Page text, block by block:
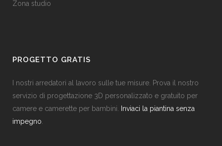
Zona studio
PROGETTO GRATIS
I nostri arredatori al lavoro sulle tue misure. Prova il nostro
servizio di progettazione 3D personalizzato e gratuito per
camere e camerette per bambini.
Inviaci la piantina senza
impegno